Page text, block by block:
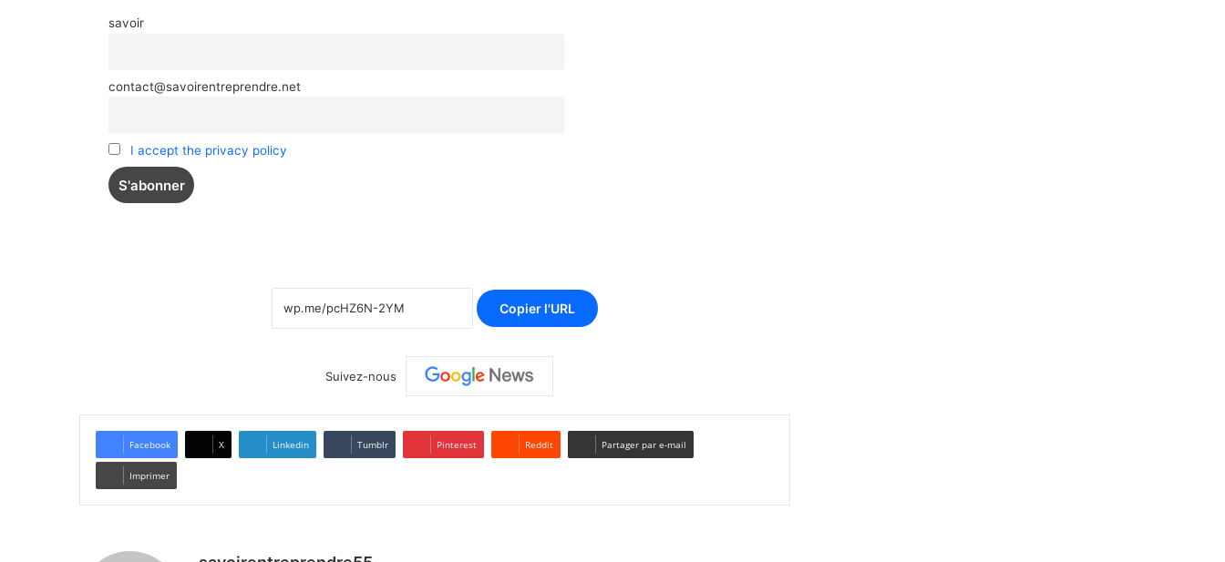
savoir
contact@savoirentreprendre.net
I accept the privacy policy
Copier l'URL
Suivez-nous
Facebook X Linkedin Tumblr Pinterest Reddit Partager par e-mail
Imprimer